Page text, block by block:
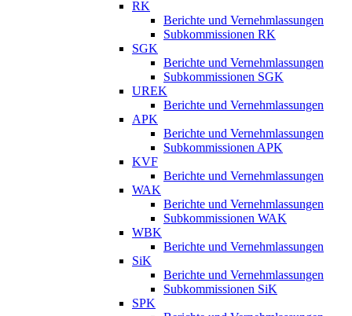
RK
Berichte und Vernehmlassungen
Subkommissionen RK
SGK
Berichte und Vernehmlassungen
Subkommissionen SGK
UREK
Berichte und Vernehmlassungen
APK
Berichte und Vernehmlassungen
Subkommissionen APK
KVF
Berichte und Vernehmlassungen
WAK
Berichte und Vernehmlassungen
Subkommissionen WAK
WBK
Berichte und Vernehmlassungen
SiK
Berichte und Vernehmlassungen
Subkommissionen SiK
SPK